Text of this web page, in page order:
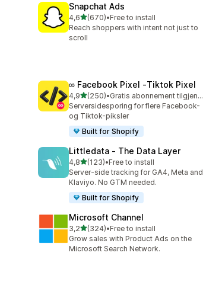
Snapchat Ads
4,6av 5 stjerner
(670)
Totalt 670 omtaler
•Free to install
Reach shoppers with intent not just to
scroll
∞ Facebook Pixel ‑Tiktok Pixel
4,9av 5 stjerner
(250)
Totalt 250 omtaler
•
Gratis abonnement tilgjengelig
Serversidesporing for flere Facebook-
og Tiktok-piksler
Built for Shopify
Littledata ‑ The Data Layer
4,8av 5 stjerner
(123)
Totalt 123 omtaler
•Free to install
Server-side tracking for GA4, Meta and
Klaviyo. No GTM needed.
Built for Shopify
Microsoft Channel
3,2av 5 stjerner
(324)
Totalt 324 omtaler
•Free to install
Grow sales with Product Ads on the
Microsoft Search Network.